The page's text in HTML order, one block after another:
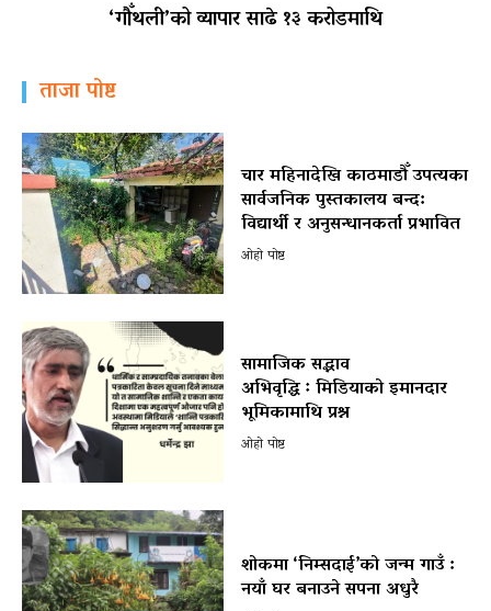
‘गौँथली’को व्यापार साढे १३ करोडमाथि
ताजा पोष्ट
चार महिनादेखि काठमाडौँ उपत्यका
सार्वजनिक पुस्तकालय बन्द:
विद्यार्थी र अनुसन्धानकर्ता प्रभावित
ओहो पोष्ट
सामाजिक सद्भाव
अभिवृद्धि ः मिडियाको इमानदार
भूमिकामाथि प्रश्न
ओहो पोष्ट
शोकमा ‘निम्सदाई’को जन्म गाउँ :
नयाँ घर बनाउने सपना अधुरै